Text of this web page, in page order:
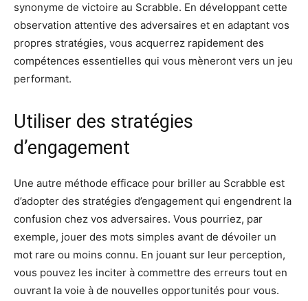
synonyme de victoire au Scrabble. En développant cette
observation attentive des adversaires et en adaptant vos
propres stratégies, vous acquerrez rapidement des
compétences essentielles qui vous mèneront vers un jeu
performant.
Utiliser des stratégies
d’engagement
Une autre méthode efficace pour briller au Scrabble est
d’adopter des stratégies d’engagement qui engendrent la
confusion chez vos adversaires. Vous pourriez, par
exemple, jouer des mots simples avant de dévoiler un
mot rare ou moins connu. En jouant sur leur perception,
vous pouvez les inciter à commettre des erreurs tout en
ouvrant la voie à de nouvelles opportunités pour vous.